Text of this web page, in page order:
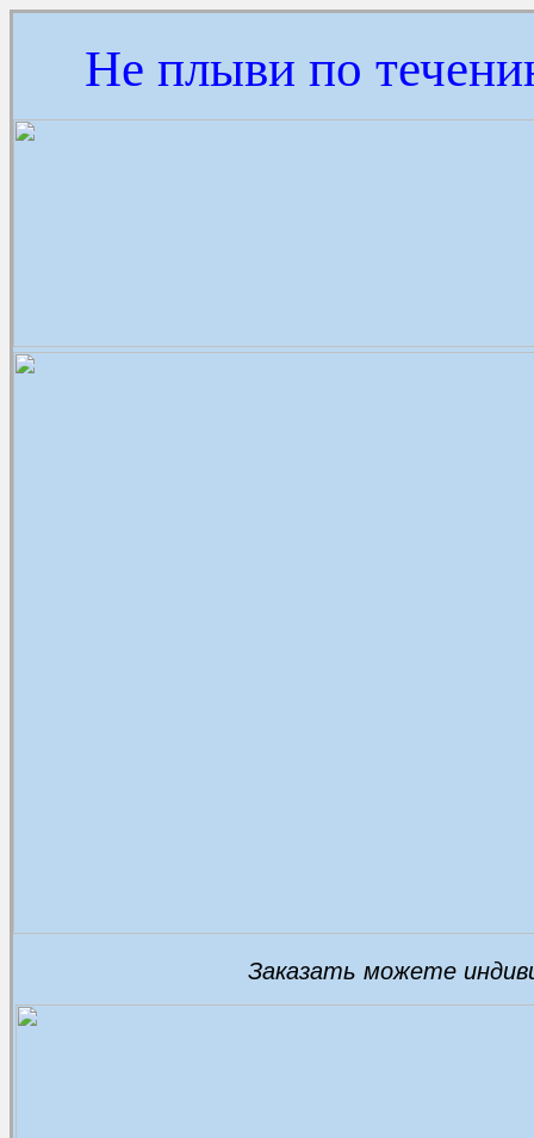
Не плыви по
Заказать можете